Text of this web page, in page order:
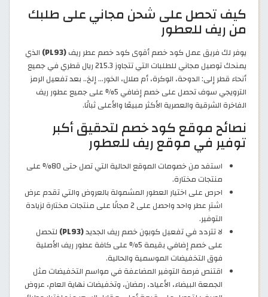
كيف تحصل على شحن مجاني على طلبك
من ريف للعطور
يوفر لك فريق عمل كود خصم أقوى كود خصم عطر ريف(PL93)
الذي
يمنحك توصيل مجاني للطلبات التي تتجاوز 215.3 ريال قطري في جميع
أنحاء قطر إلى: الدوحة، الوكرة، أم صلال، الخور... إلخ.. بعد تفعيل الرمز
الترويجي سوف تحصل على خصم إضافي 5% على جميع عطور ريف
الفاخرة الشرقية والعصرية الأكثر مبيعًا والأعلى ثباتًا.
نصائح موقع كود خصم لتحقيق أكبر
توفير في موقع ريف للعطور
استفد من خصومات الموقع الحالية التي تصل حتى 80% على
منتجات مختارة.
احرص على اختيار العطور المشمولة بالعروض والتي تقدم عرض
اشترِ عطر واحد واحصل على 2 مجانًا على منتجات مختارة لزيادة
التوفير.
لا تتردد في تفعيل كوبون خصم ريف الجديد(PL93)
لتحصل
على خصم إضافي بقيمة 5% على كافة عطور ريف الأصلية
فوق التخفيضات الموسمية والحالية.
اقتنص فرصة التوفير المضاعفة في مواسم التخفيضات مثل
الجمعة البيضاء، الأعياد، رمضان، وتخفيضات نهاية العام، عروض